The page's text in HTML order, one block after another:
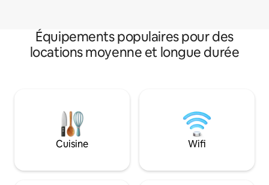
Équipements populaires pour des
locations moyenne et longue durée
Cuisine Wifi